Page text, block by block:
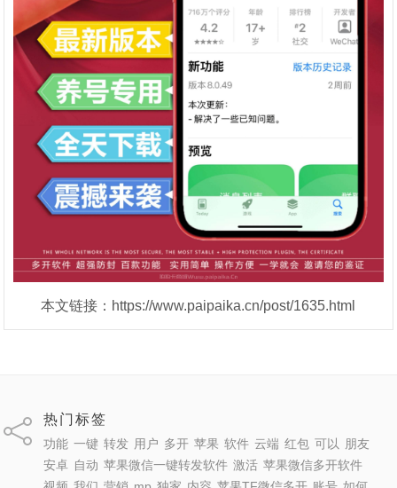
本文链接：https://www.paipaika.cn/post/1635.html
热门标签
功能 一键 转发 用户 多开 苹果 软件 云端 红包 可以
朋友
安卓 自动 苹果微信一键转发软件 激活 苹果微信多开软件